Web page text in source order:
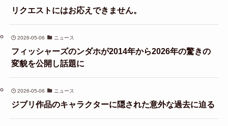
リクエストにはお応えできません。
2026-05-06 ニュース
フィッシャーズのンダホが2014年から2026年の驚きの
変貌を公開し話題に
2026-05-06 ニュース
ジブリ作品のキャラクターに隠された意外な過去に迫る